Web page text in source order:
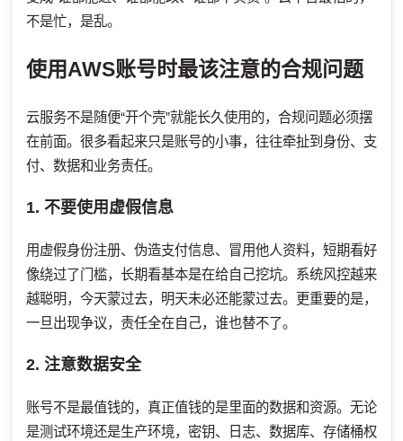
不是忙，是乱。
使用AWS账号时最该注意的合规问题
云服务不是随便“开个壳”就能长久使用的，合规问题必须摆
在前面。很多看起来只是账号的小事，往往牵扯到身份、支
付、数据和业务责任。
1. 不要使用虚假信息
用虚假身份注册、伪造支付信息、冒用他人资料，短期看好
像绕过了门槛，长期看基本是在给自己挖坑。系统风控越来
越聪明，今天蒙过去，明天未必还能蒙过去。更重要的是，
一旦出现争议，责任全在自己，谁也替不了。
2. 注意数据安全
账号不是最值钱的，真正值钱的是里面的数据和资源。无论
是测试环境还是生产环境，密钥、日志、数据库、存储桶权